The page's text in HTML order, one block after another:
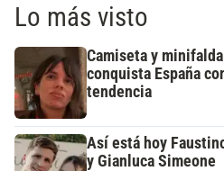
Lo más visto
Camiseta y
conquista España
tendencia
Así está hoy
y Gianluca Simeone